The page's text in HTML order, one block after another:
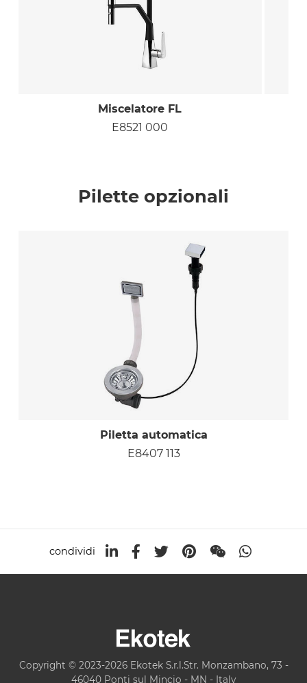
Miscelatore FL
E8521 000
Pilette opzionali
Piletta automatica
E8407 113
condividi
Copyright © 2023-2026 Ekotek S.r.l.Str. Monzambano, 73 -
46040 Ponti sul Mincio - MN - Italy